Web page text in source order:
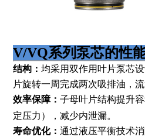
V/VQ系列泵芯的性
结构：均采用双作用叶片泵芯
片旋转一周完成两次吸排油，流
效率保障：子母叶片结构提升
定压力），减少内泄漏。
寿命优化：通过液压平衡技术